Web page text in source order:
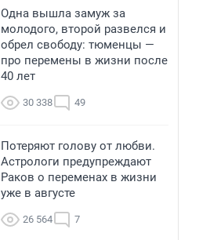
Одна вышла замуж за
молодого, второй развелся и
обрел свободу: тюменцы —
про перемены в жизни после
40 лет
30 338 49
Потеряют голову от любви.
Астрологи предупреждают
Раков о переменах в жизни
уже в августе
26 564 7